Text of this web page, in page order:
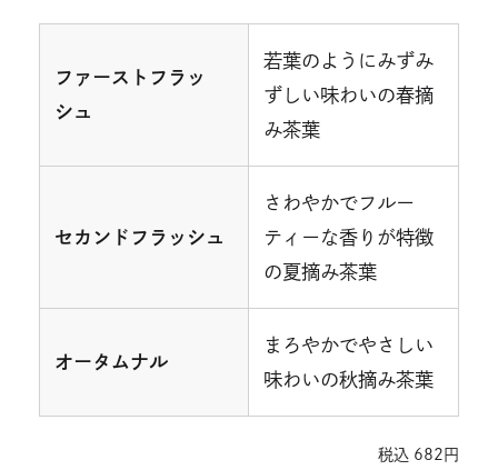
ファーストフラッ
シュ
若葉のようにみずみ
ずしい味わいの春摘
み茶葉
セカンドフラッシュ
さわやかでフルー
ティーな香りが特徴
の夏摘み茶葉
オータムナル
まろやかでやさしい
味わいの秋摘み茶葉
税込 682円